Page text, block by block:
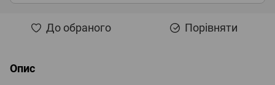
До обраного Порівняти
Опис